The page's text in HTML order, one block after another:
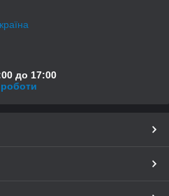
до 17:00